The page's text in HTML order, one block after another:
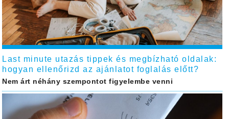
Last minute utazás tippek és megbízható oldalak:
hogyan ellenőrizd az ajánlatot foglalás előtt?
Nem árt néhány szempontot figyelembe venni